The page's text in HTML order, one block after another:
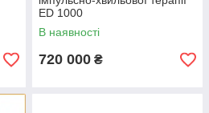
ED 1000
В наявності
720 000 ₴